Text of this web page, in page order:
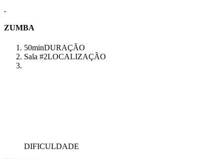
ZUMBA
50minDURAÇÃO
Sala #2LOCALIZAÇÃO
DIFICULDADE